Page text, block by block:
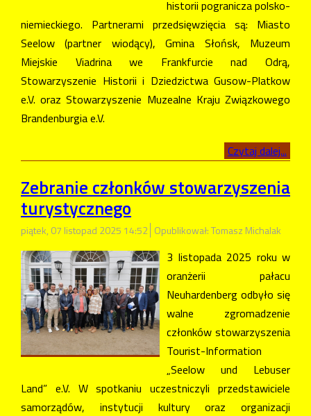
historii pogranicza polsko-
niemieckiego. Partnerami przedsięwzięcia są: Miasto
Seelow (partner wiodący), Gmina Słońsk, Muzeum
Miejskie Viadrina we Frankfurcie nad Odrą,
Stowarzyszenie Historii i Dziedzictwa Gusow-Platkow
e.V. oraz Stowarzyszenie Muzealne Kraju Związkowego
Brandenburgia e.V.
Czytaj dalej...
Zebranie członków stowarzyszenia
turystycznego
piątek, 07 listopad 2025 14:52 Opublikował: Tomasz Michalak
3 listopada 2025 roku w
oranżerii pałacu
Neuhardenberg odbyło się
walne zgromadzenie
członków stowarzyszenia
Tourist-Information
„Seelow und Lebuser
Land” e.V. W spotkaniu uczestniczyli przedstawiciele
samorządów, instytucji kultury oraz organizacji